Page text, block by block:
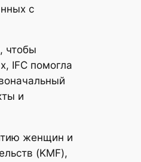
с
чтобы
IFC помогла
и
женщин и
(KMF),